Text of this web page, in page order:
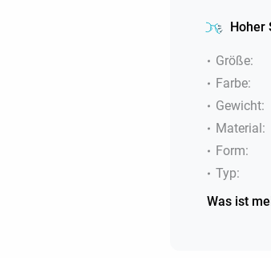
Hoher
Größe:
Farbe:
Gewicht:
Material:
Form:
Typ:
Was ist